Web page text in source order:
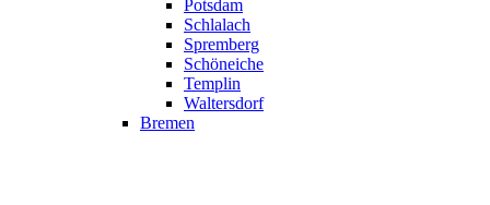
Potsdam
Schlalach
Spremberg
Schöneiche
Templin
Waltersdorf
Bremen